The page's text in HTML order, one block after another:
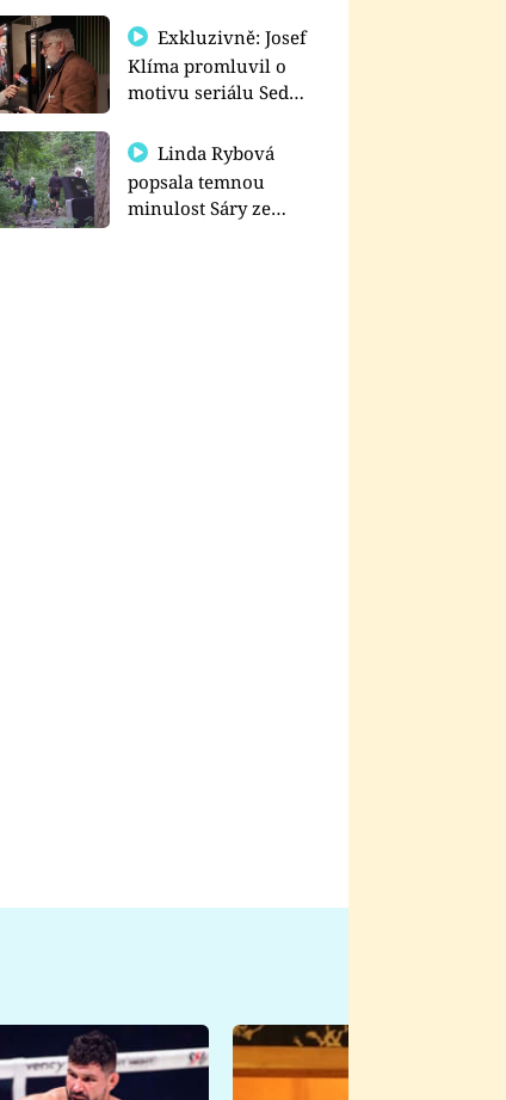
prima+
Exkluzivně: Josef
Klíma promluvil o
motivu seriálu Sedm
Linda Rybová
popsala temnou
minulost Sáry ze